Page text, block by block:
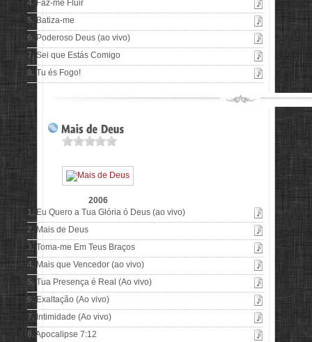
4. Faz-me Fluir
5. Batiza-me
6. Poderoso Deus (ao vivo)
7. Sei que Estás Comigo
8.Tu és Fogo!
2006
1. Eu Quero a Tua Glória ó Deus (ao vivo)
2. Mais de Deus
3. Toma-me Em Teus Braços
4. Mais que Vencedor (ao vivo)
5. Tua Presença é Real (Ao vivo)
6. Exaltação (Ao vivo)
7. Intimidade (Ao vivo)
8. Apocalipse 7:12